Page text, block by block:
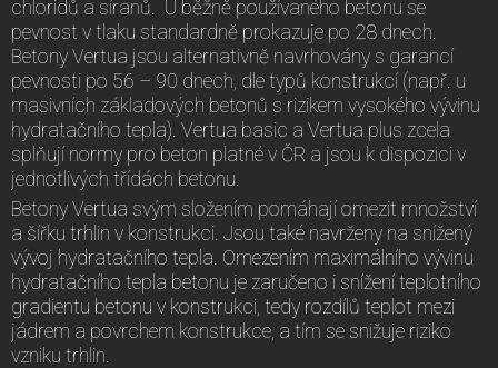
chloridů a síranů. U běžně používaného betonu se
pevnost v tlaku standardně prokazuje po 28 dnech.
Betony Vertua jsou alternativně navrhovány s garancí
pevnosti po 56 –⁠ 90 dnech, dle typů konstrukcí (např. u
masivních základových betonů s rizikem vysokého vývinu
hydratačního tepla). Vertua basic a Vertua plus zcela
splňují normy pro beton platné v ČR a jsou k dispozici v
jednotlivých třídách betonu.
Betony Vertua svým složením pomáhají omezit množství
a šířku trhlin v konstrukci. Jsou také navrženy na snížený
vývoj hydratačního tepla. Omezením maximálního vývinu
hydratačního tepla betonu je zaručeno i snížení teplotního
gradientu betonu v konstrukci, tedy rozdílů teplot mezi
jádrem a povrchem konstrukce, a tím se snižuje riziko
vzniku trhlin.